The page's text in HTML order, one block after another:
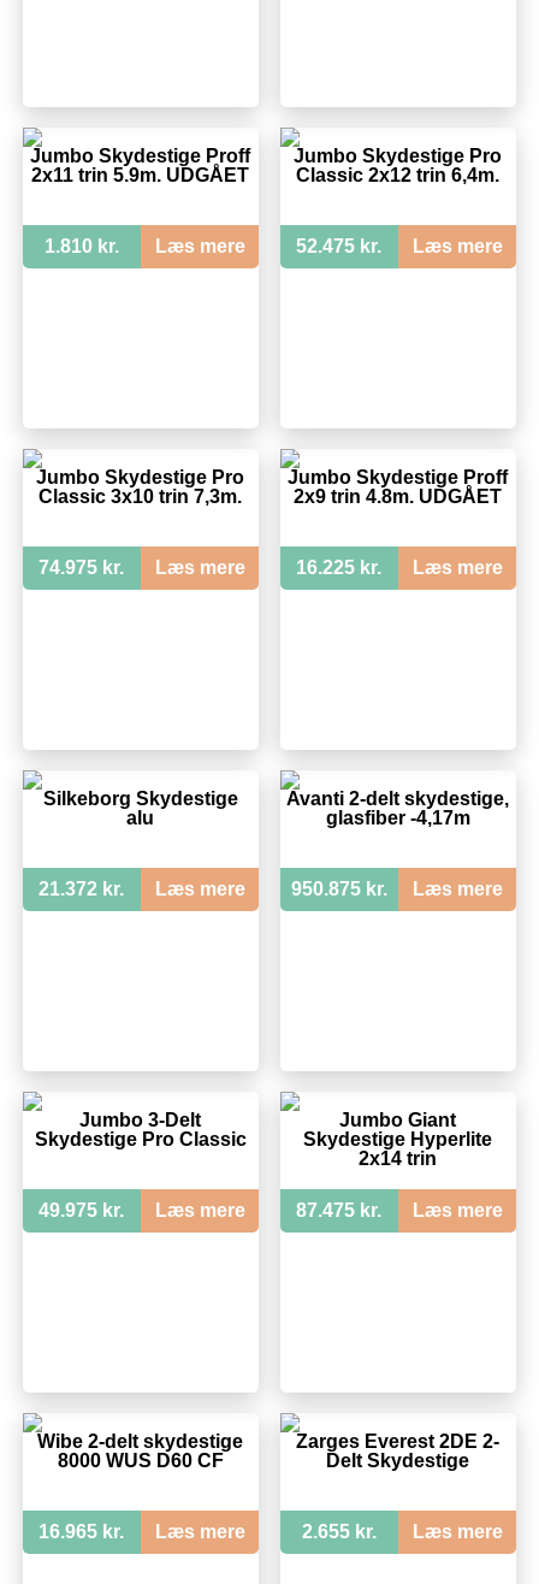
Jumbo Skydestige Proff
2x11 trin 5.9m. UDGÅET
1.810 kr. Læs mere
Jumbo Skydestige Pro
Classic 2x12 trin 6,4m.
52.475 kr. Læs mere
Jumbo Skydestige Pro
Classic 3x10 trin 7,3m.
74.975 kr. Læs mere
Jumbo Skydestige Proff
2x9 trin 4.8m. UDGÅET
16.225 kr. Læs mere
Silkeborg Skydestige
alu
21.372 kr. Læs mere
Avanti 2-delt skydestige,
glasfiber -4,17m
950.875 kr. Læs mere
Jumbo 3-Delt
Skydestige Pro Classic
49.975 kr. Læs mere
Jumbo Giant
Skydestige Hyperlite
2x14 trin
87.475 kr. Læs mere
Wibe 2-delt skydestige
8000 WUS D60 CF
16.965 kr. Læs mere
Zarges Everest 2DE 2-
Delt Skydestige
2.655 kr. Læs mere